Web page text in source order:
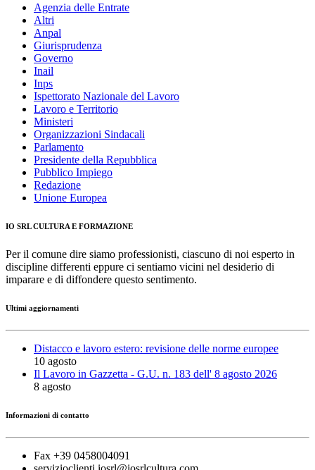
Agenzia delle Entrate
Altri
Anpal
Giurisprudenza
Governo
Inail
Inps
Ispettorato Nazionale del Lavoro
Lavoro e Territorio
Ministeri
Organizzazioni Sindacali
Parlamento
Presidente della Repubblica
Pubblico Impiego
Redazione
Unione Europea
IO SRL CULTURA E FORMAZIONE
Per il comune dire siamo professionisti, ciascuno di noi esperto in
discipline differenti eppure ci sentiamo vicini nel desiderio di
imparare e di diffondere questo sentimento.
Ultimi aggiornamenti
Distacco e lavoro estero: revisione delle norme europee
10 agosto
Il Lavoro in Gazzetta - G.U. n. 183 dell' 8 agosto 2026
8 agosto
Informazioni di contatto
Fax +39 0458004091